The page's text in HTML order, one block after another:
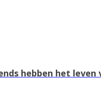
hebben het